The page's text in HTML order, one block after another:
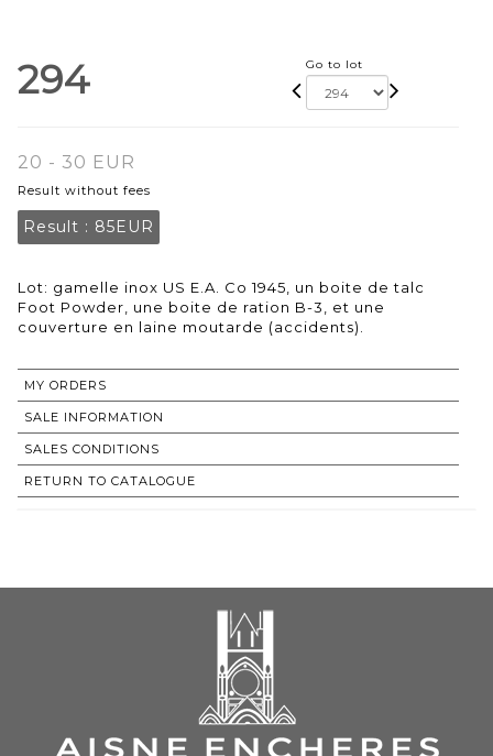
294 Go to lot
20 - 30 EUR
Result without fees
Result : 85EUR
Lot: gamelle inox US E.A. Co 1945, un boite de talc
Foot Powder, une boite de ration B-3, et une
couverture en laine moutarde (accidents).
MY ORDERS
SALE INFORMATION
SALES CONDITIONS
RETURN TO CATALOGUE